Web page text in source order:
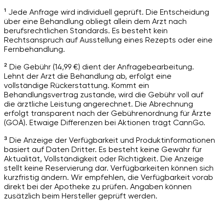
¹ Jede Anfrage wird individuell geprüft. Die Entscheidung
über eine Behandlung obliegt allein dem Arzt nach
berufsrechtlichen Standards. Es besteht kein
Rechtsanspruch auf Ausstellung eines Rezepts oder eine
Fernbehandlung.
² Die Gebühr (14,99 €) dient der Anfragebearbeitung.
Lehnt der Arzt die Behandlung ab, erfolgt eine
vollständige Rückerstattung. Kommt ein
Behandlungsvertrag zustande, wird die Gebühr voll auf
die ärztliche Leistung angerechnet. Die Abrechnung
erfolgt transparent nach der Gebührenordnung für Ärzte
(GOÄ). Etwaige Differenzen bei Aktionen trägt CannGo.
³ Die Anzeige der Verfügbarkeit und Produktinformationen
basiert auf Daten Dritter. Es besteht keine Gewähr für
Aktualität, Vollständigkeit oder Richtigkeit. Die Anzeige
stellt keine Reservierung dar. Verfügbarkeiten können sich
kurzfristig ändern. Wir empfehlen, die Verfügbarkeit vorab
direkt bei der Apotheke zu prüfen. Angaben können
zusätzlich beim Hersteller geprüft werden.